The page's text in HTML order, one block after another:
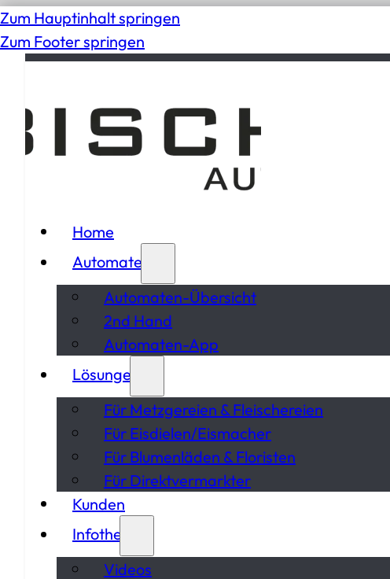
Zum Hauptinhalt springen
Zum Footer springen
Home
Automaten
Automaten-Übersicht
2nd Hand
Automaten-App
Lösungen
Für Metzgereien & Fleischereien
Für Eisdielen/Eismacher
Für Blumenläden & Floristen
Für Direktvermarkter
Kunden
Infothek
Videos